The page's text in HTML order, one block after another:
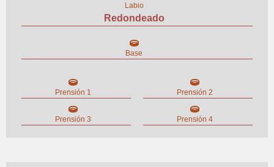
Labio
Redondeado
Base
Prensión 1 Prensión 2
Prensión 3 Prensión 4